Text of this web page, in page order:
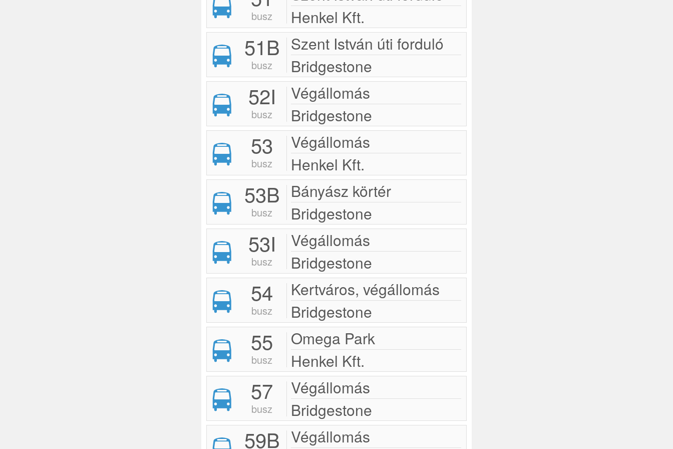
busz
Henkel Kft.
51B
busz
Szent István úti forduló
Bridgestone
52I
busz
Végállomás
Bridgestone
53
busz
Végállomás
Henkel Kft.
53B
busz
Bányász körtér
Bridgestone
53I
busz
Végállomás
Bridgestone
54
busz
Kertváros, végállomás
Bridgestone
55
busz
Omega Park
Henkel Kft.
57
busz
Végállomás
Bridgestone
59B Végállomás